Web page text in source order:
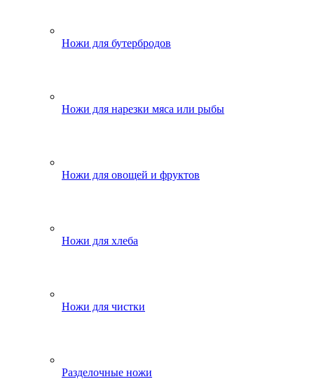
Ножи для бутербродов
Ножи для нарезки мяса или рыбы
Ножи для овощей и фруктов
Ножи для хлеба
Ножи для чистки
Разделочные ножи